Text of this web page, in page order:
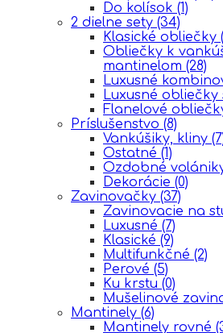
Do kolísok (1)
2 dielne sety (34)
Klasické obliečky
Obliečky k
mantinelom (28)
Luxusné
Luxusné obliečky
Flanelové
Príslušenstvo (8)
Vankúšiky, kliny
Ostatné (1)
Ozdobné
Dekorácie (0)
Zavinovačky (37)
Zavinovacie na
Luxusné (7)
Klasické (9)
Multifunkčné (2)
Perové (5)
Ku krstu (0)
Mušelinové
Mantinely (6)
Mantinely rovné